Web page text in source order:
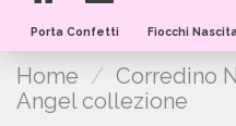
Porta Confetti Fiocchi
Home Corredino
Angel collezione